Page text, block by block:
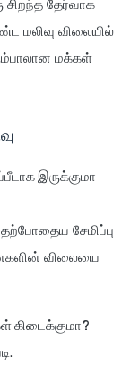
சிறந்த தேர்வாக
மலிவு விலையில்
மக்கள்
இருக்குமா
சேமிப்பு
விலையை
கிடைக்குமா?